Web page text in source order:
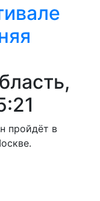
пройдёт в